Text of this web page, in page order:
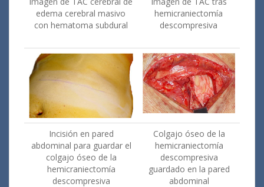
edema cerebral masivo
con hematoma subdural
hemicraniectomía
descompresiva
Incisión en pared
abdominal para guardar el
colgajo óseo de la
hemicraniectomía
descompresiva
Colgajo óseo de la
hemicraniectomía
descompresiva
guardado en la pared
abdominal